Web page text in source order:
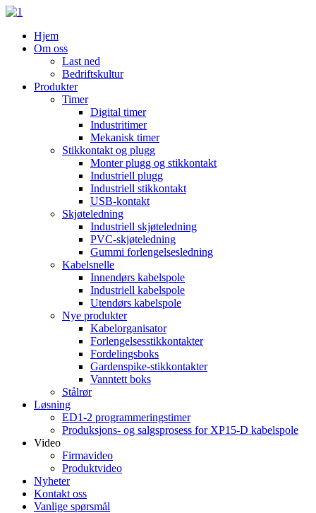
Hjem
Om oss
Last ned
Bedriftskultur
Produkter
Timer
Digital timer
Industritimer
Mekanisk timer
Stikkontakt og plugg
Monter plugg og stikkontakt
Industriell plugg
Industriell stikkontakt
USB-kontakt
Skjøteledning
Industriell skjøteledning
PVC-skjøteledning
Gummi forlengelsesledning
Kabelsnelle
Innendørs kabelspole
Industriell kabelspole
Utendørs kabelspole
Nye produkter
Kabelorganisator
Forlengelsesstikkontakter
Fordelingsboks
Gardenspike-stikkontakter
Vanntett boks
Stålrør
Løsning
ED1-2 programmeringstimer
Produksjons- og salgsprosess for XP15-D kabelspole
Video
Firmavideo
Produktvideo
Nyheter
Kontakt oss
Vanlige spørsmål